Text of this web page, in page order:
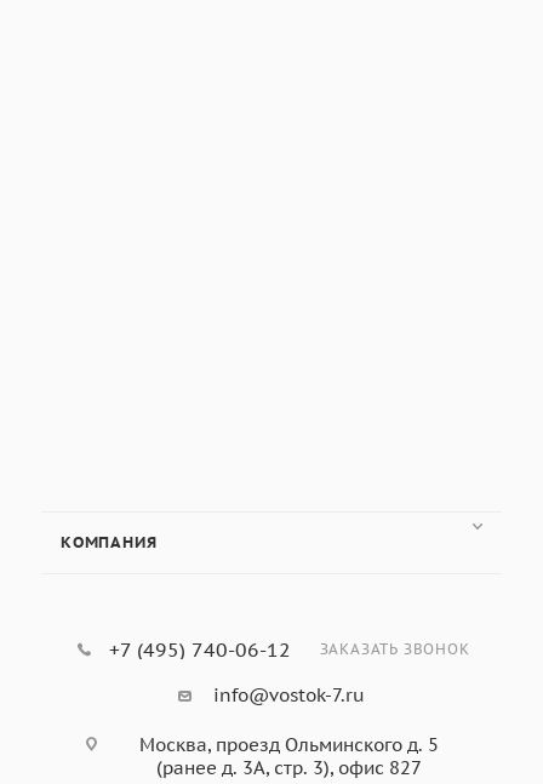
КОМПАНИЯ
+7 (495) 740-06-12 ЗАКАЗАТЬ ЗВОНОК
info@vostok-7.ru
Москва, проезд Ольминского д. 5
(ранее д. 3А, стр. 3), офис 827